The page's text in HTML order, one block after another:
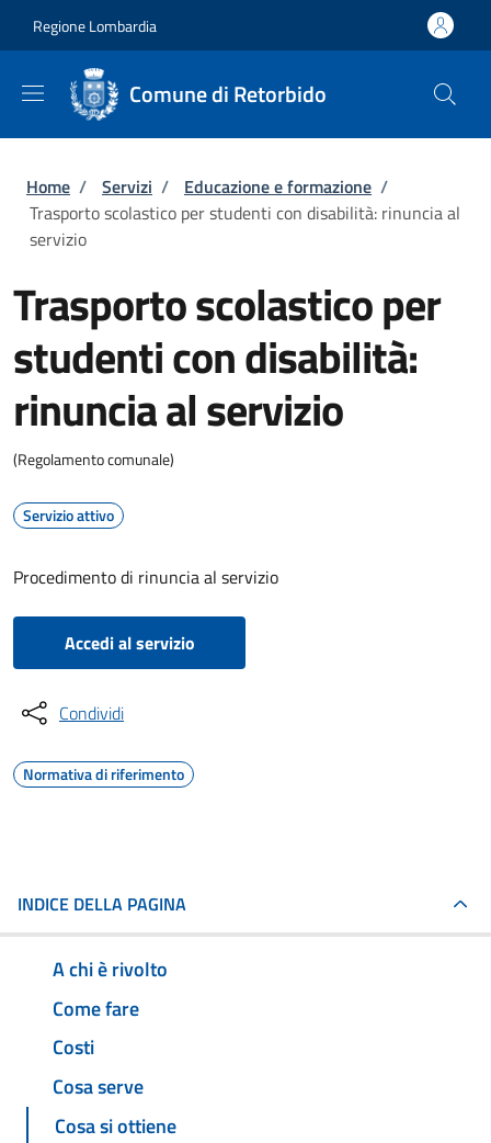
Regione Lombardia
Comune di Retorbido
Briciole di pane
Home / Servizi / Educazione e formazione /
Trasporto scolastico per studenti con disabilità: rinuncia al
servizio
Trasporto scolastico per
studenti con disabilità:
rinuncia al servizio
(Regolamento comunale)
Servizio attivo
Procedimento di rinuncia al servizio
Accedi al servizio
Condividi
Normativa di riferimento
INDICE DELLA PAGINA
A chi è rivolto
Come fare
Costi
Cosa serve
Cosa si ottiene